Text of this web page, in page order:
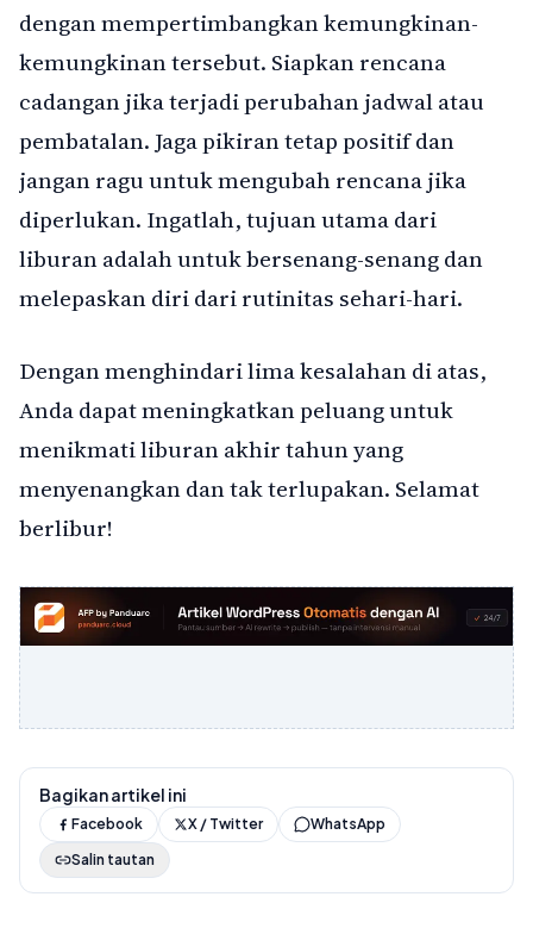
dengan mempertimbangkan kemungkinan-
kemungkinan tersebut. Siapkan rencana
cadangan jika terjadi perubahan jadwal atau
pembatalan. Jaga pikiran tetap positif dan
jangan ragu untuk mengubah rencana jika
diperlukan. Ingatlah, tujuan utama dari
liburan adalah untuk bersenang-senang dan
melepaskan diri dari rutinitas sehari-hari.
Dengan menghindari lima kesalahan di atas,
Anda dapat meningkatkan peluang untuk
menikmati liburan akhir tahun yang
menyenangkan dan tak terlupakan. Selamat
berlibur!
Bagikan artikel ini
Facebook X / Twitter
WhatsApp
Salin tautan